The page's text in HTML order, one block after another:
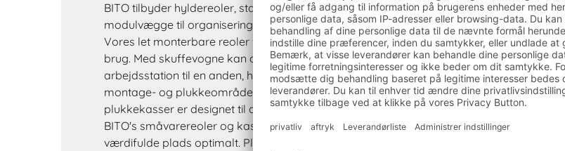
BITO tilbyder hyldereoler, stationære og mobile reoler samt
modulvægge til organisering og klargøring af plukkekasser.
Vores let monterbare reoler fås til enkeltsidet og dobbeltsidet
brug. Med skuffevogne kan du nemt flytte smådele fra én
arbejdsstation til en anden, hvilket kan være særligt nyttigt i
montage- og plukkeområder. Dimensionerne på BITO's
plukkekasser er designet til at passe til dimensionerne på
BITO's småvarereoler og kassereoler for at udnytte reolens
værdifulde plads optimalt. Plukkekasserne kan nemt hænges